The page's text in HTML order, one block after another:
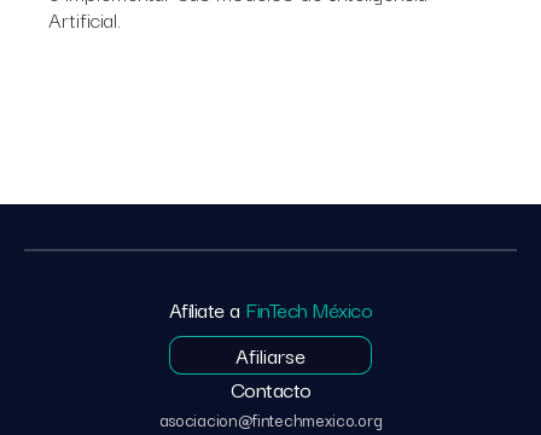
Artificial.
Afíliate a FinTech México
Afiliarse
Contacto
asociacion@fintechmexico.org